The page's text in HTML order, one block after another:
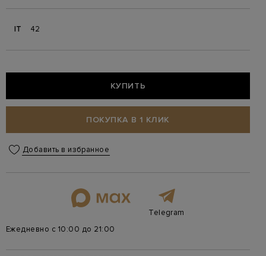
IT 42
КУПИТЬ
ПОКУПКА В 1 КЛИК
Добавить в избранное
Telegram
Ежедневно с 10:00 до 21:00